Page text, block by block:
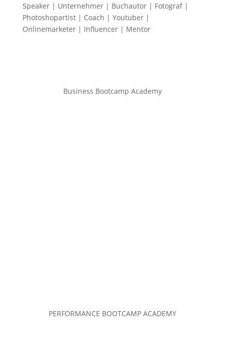
Speaker | Unternehmer | Buchautor | Fotograf |
Photoshopartist | Coach | Youtuber |
Onlinemarketer | Influencer | Mentor
Business Bootcamp Academy
PERFORMANCE BOOTCAMP ACADEMY